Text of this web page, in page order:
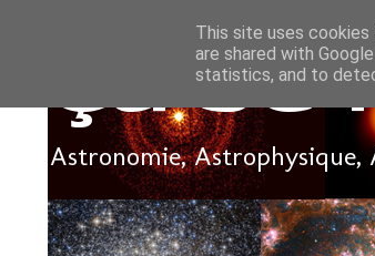
Ça se
Astronomie, Astrophysique,
This site uses
are shared with
statistics, and to